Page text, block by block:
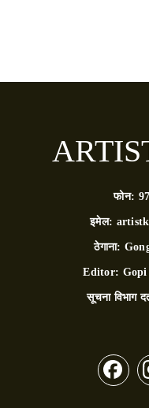
फोन:
इमेल:
ठेगाना:
Editor:
सूचना विभाग